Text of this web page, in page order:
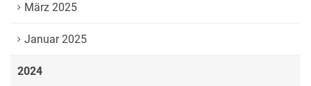
März 2025
Januar 2025
2024